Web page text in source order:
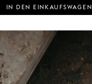
IN DEN EINKAUFSWAGEN